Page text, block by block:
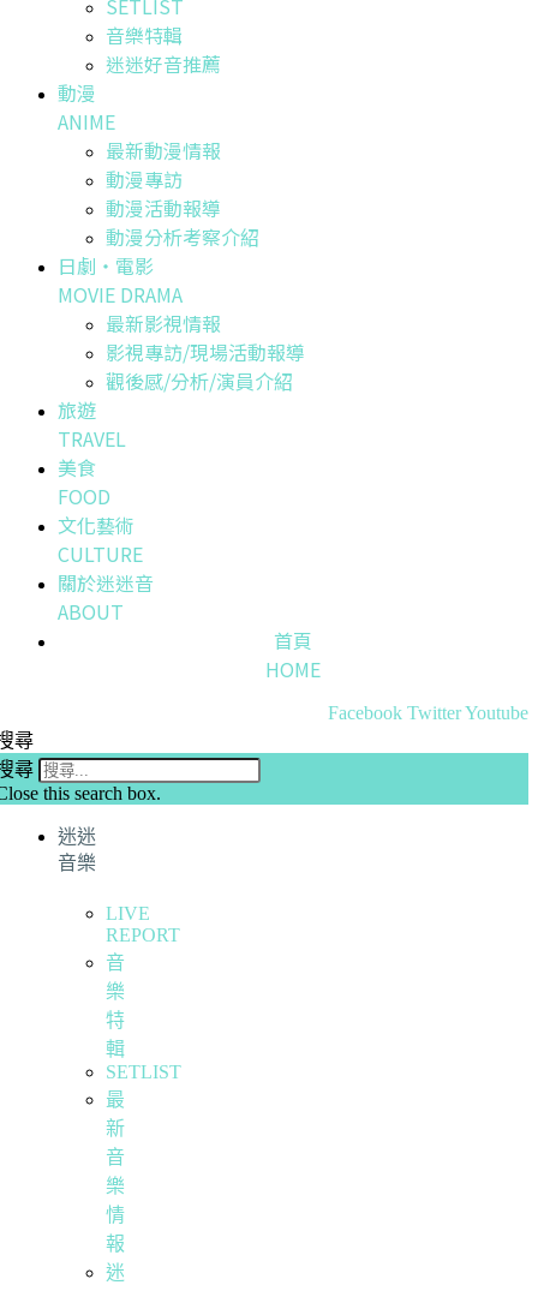
SETLIST
音樂特輯
迷迷好音推薦
動漫
ANIME
最新動漫情報
動漫專訪
動漫活動報導
動漫分析考察介紹
日劇・電影
MOVIE DRAMA
最新影視情報
影視專訪/現場活動報導
觀後感/分析/演員介紹
旅遊
TRAVEL
美食
FOOD
文化藝術
CULTURE
關於迷迷音
ABOUT
首頁
HOME
Facebook TwitterYoutube
尋
尋
this search box.
迷迷
音樂
LIVE
REPORT
音
樂
特
輯
SETLIST
最
新
音
樂
情
報
迷